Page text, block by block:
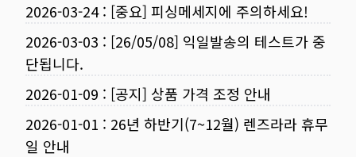
2026-03-24: [중요] 피싱메세지에 주의하세요!
2026-03-03 : [26/05/08] 익일발송의 테스트가 중
단됩니다.
2026-01-09 : [공지] 상품 가격 조정 안내
2026-01-01 : 26년 하반기(7~12월) 렌즈라라 휴무
일 안내